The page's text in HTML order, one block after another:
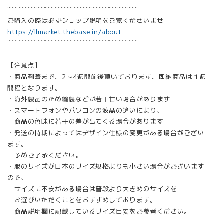
¨¨¨¨¨¨¨¨¨¨¨¨¨¨¨¨¨¨¨¨¨¨¨¨¨¨¨¨¨¨¨¨¨¨¨¨¨¨¨¨¨¨¨¨¨
ご購入の際は必ずショップ説明をご覧くださいませ
https://llmarket.thebase.in/about
¨¨¨¨¨¨¨¨¨¨¨¨¨¨¨¨¨¨¨¨¨¨¨¨¨¨¨¨¨¨¨¨¨¨¨¨¨¨¨¨¨¨¨¨¨
【注意点】
・商品到着まで、2～4週間前後頂いております。即納商品は１週
間程となります。
・海外製品のため縫製などが若干甘い場合があります
・スマートフォンやパソコンの液晶の違いにより、
商品の色味に若干の差が出てくる場合があります
・発送の時期によってはデザイン仕様の変更がある場合がござい
ます。
予めご了承ください。
・服のサイズが日本のサイズ規格よりも小さい場合がございます
ので、
サイズに不安がある場合は普段より大きめのサイズを
お選びいただくことをおすすめしております。
商品説明欄に記載しているサイズ目安をご参考ください。